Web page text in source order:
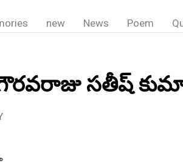
new News Poem
సతీష్